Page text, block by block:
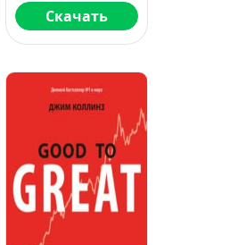
Скачать